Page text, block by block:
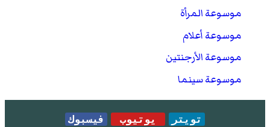
موسوعة المرأة
موسوعة أعلام
موسوعة الأرجنتين
موسوعة سينما
تويتر يوتيوب فيسبوك